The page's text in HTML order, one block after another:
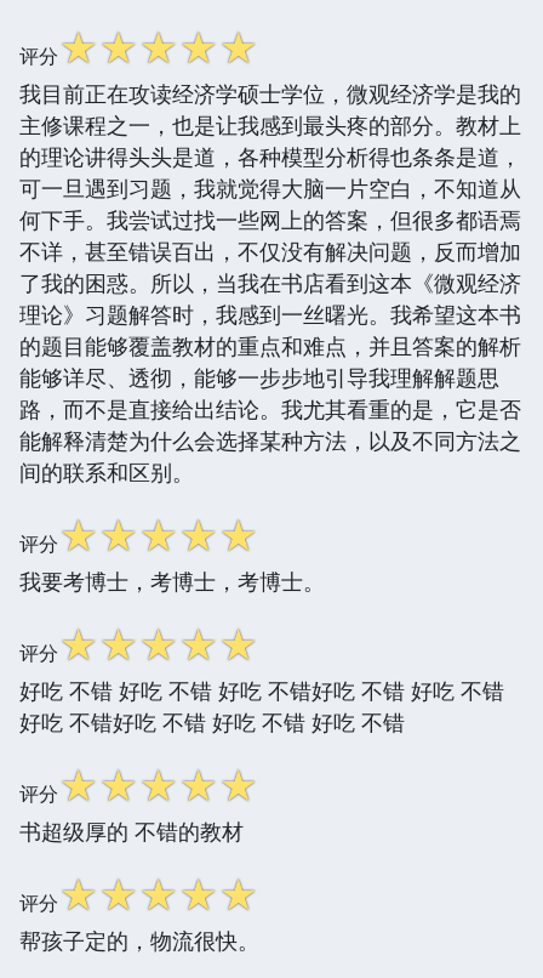
评分☆☆☆☆☆
我目前正在攻读经济学硕士学位，微观经济学是我的
主修课程之一，也是让我感到最头疼的部分。教材上
的理论讲得头头是道，各种模型分析得也条条是道，
可一旦遇到习题，我就觉得大脑一片空白，不知道从
何下手。我尝试过找一些网上的答案，但很多都语焉
不详，甚至错误百出，不仅没有解决问题，反而增加
了我的困惑。所以，当我在书店看到这本《微观经济
理论》习题解答时，我感到一丝曙光。我希望这本书
的题目能够覆盖教材的重点和难点，并且答案的解析
能够详尽、透彻，能够一步步地引导我理解解题思
路，而不是直接给出结论。我尤其看重的是，它是否
能解释清楚为什么会选择某种方法，以及不同方法之
间的联系和区别。
评分☆☆☆☆☆
我要考博士，考博士，考博士。
评分☆☆☆☆☆
好吃 不错 好吃 不错 好吃 不错好吃 不错 好吃 不错
好吃 不错好吃 不错 好吃 不错 好吃 不错
评分☆☆☆☆☆
书超级厚的 不错的教材
评分☆☆☆☆☆
帮孩子定的，物流很快。